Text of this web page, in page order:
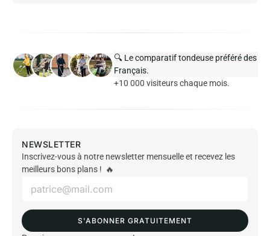
🔍 Le comparatif tondeuse préféré des
Français.
+10 000 visiteurs chaque mois.
NEWSLETTER
Inscrivez-vous à notre newsletter mensuelle et recevez les
meilleurs bons plans ! 🔥
i
l
S'ABONNER GRATUITEMENT